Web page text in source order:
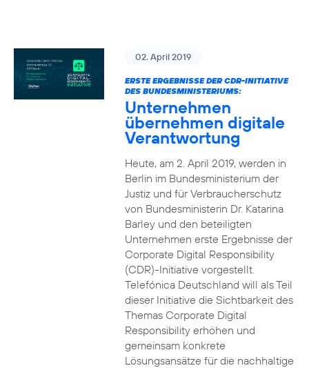
02. April 2019
ERSTE ERGEBNISSE DER CDR-INITIATIVE
DES BUNDESMINISTERIUMS:
Unternehmen
übernehmen digitale
Verantwortung
Heute, am 2. April 2019, werden in
Berlin im Bundesministerium der
Justiz und für Verbraucherschutz
von Bundesministerin Dr. Katarina
Barley und den beteiligten
Unternehmen erste Ergebnisse der
Corporate Digital Responsibility
(CDR)-Initiative vorgestellt.
Telefónica Deutschland will als Teil
dieser Initiative die Sichtbarkeit des
Themas Corporate Digital
Responsibility erhöhen und
gemeinsam konkrete
Lösungsansätze für die nachhaltige